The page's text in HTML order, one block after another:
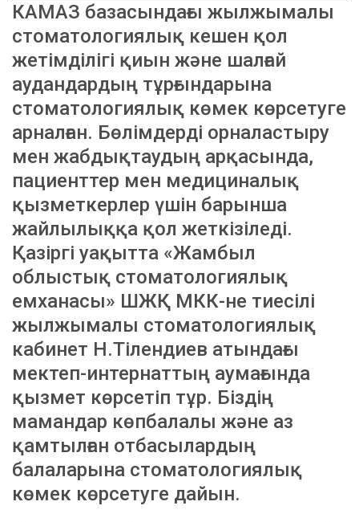
КАМАЗ базасындағы жылжымалы
стоматологиялық кешен қол
жетімділігі қиын және шалғай
аудандардың тұрғындарына
стоматологиялық көмек көрсетуге
арналған. Бөлімдерді орналастыру
мен жабдықтаудың арқасында,
пациенттер мен медициналық
қызметкерлер үшін барынша
жайлылыққа қол жеткізіледі.
Қазіргі уақытта «Жамбыл
облыстық стоматологиялық
емханасы» ШЖҚ МКК-не тиесілі
жылжымалы стоматологиялық
кабинет Н.Тілендиев атындағы
мектеп-интернаттың аумағында
қызмет көрсетіп тұр. Біздің
мамандар көпбалалы және аз
қамтылған отбасылардың
балаларына стоматологиялық
көмек көрсетуге дайын.